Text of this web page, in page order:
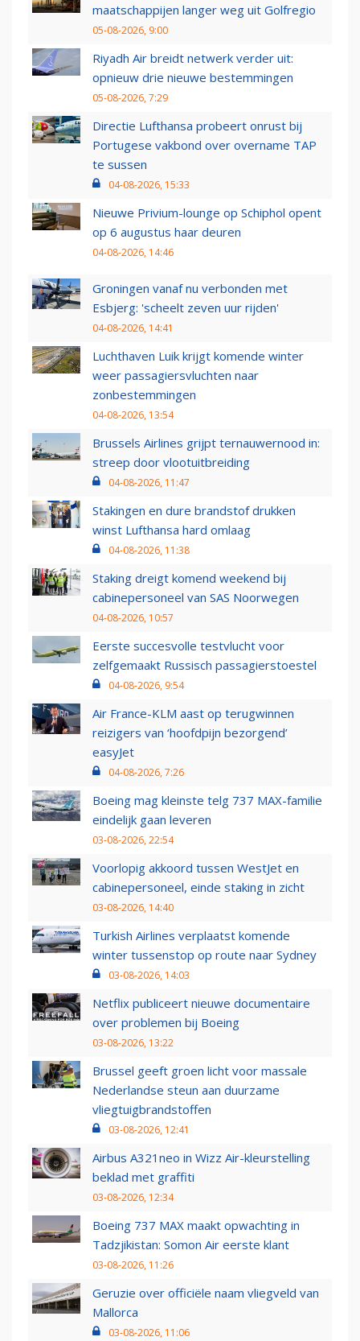
maatschappijen langer weg uit Golfregio
05-08-2026, 9:00
Riyadh Air breidt netwerk verder uit:
opnieuw drie nieuwe bestemmingen
05-08-2026, 7:29
Directie Lufthansa probeert onrust bij
Portugese vakbond over overname TAP
te sussen
04-08-2026, 15:33
Nieuwe Privium-lounge op Schiphol opent
op 6 augustus haar deuren
04-08-2026, 14:46
Groningen vanaf nu verbonden met
Esbjerg: 'scheelt zeven uur rijden'
04-08-2026, 14:41
Luchthaven Luik krijgt komende winter
weer passagiersvluchten naar
zonbestemmingen
04-08-2026, 13:54
Brussels Airlines grijpt ternauwernood in:
streep door vlootuitbreiding
04-08-2026, 11:47
Stakingen en dure brandstof drukken
winst Lufthansa hard omlaag
04-08-2026, 11:38
Staking dreigt komend weekend bij
cabinepersoneel van SAS Noorwegen
04-08-2026, 10:57
Eerste succesvolle testvlucht voor
zelfgemaakt Russisch passagierstoestel
04-08-2026, 9:54
Air France-KLM aast op terugwinnen
reizigers van ‘hoofdpijn bezorgend’
easyJet
04-08-2026, 7:26
Boeing mag kleinste telg 737 MAX-familie
eindelijk gaan leveren
03-08-2026, 22:54
Voorlopig akkoord tussen WestJet en
cabinepersoneel, einde staking in zicht
03-08-2026, 14:40
Turkish Airlines verplaatst komende
winter tussenstop op route naar Sydney
03-08-2026, 14:03
Netflix publiceert nieuwe documentaire
over problemen bij Boeing
03-08-2026, 13:22
Brussel geeft groen licht voor massale
Nederlandse steun aan duurzame
vliegtuigbrandstoffen
03-08-2026, 12:41
Airbus A321neo in Wizz Air-kleurstelling
beklad met graffiti
03-08-2026, 12:34
Boeing 737 MAX maakt opwachting in
Tadzjikistan: Somon Air eerste klant
03-08-2026, 11:26
Geruzie over officiële naam vliegveld van
Mallorca
03-08-2026, 11:06